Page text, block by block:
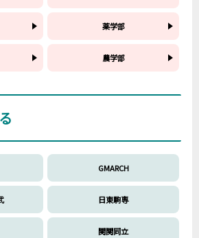
薬学部
農学部
GMARCH
日東駒専
関関同立